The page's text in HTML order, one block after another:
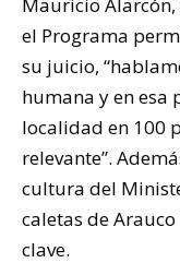
el Programa
su juicio,
humana y en esa
localidad en 100
relevante”.
cultura del
caletas de
clave.